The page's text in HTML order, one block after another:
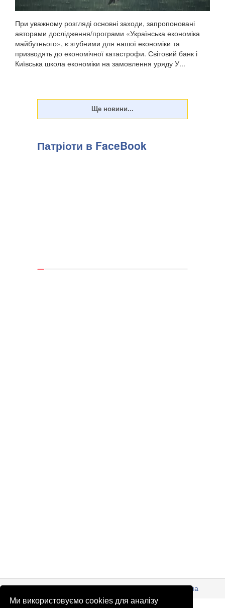
Ми використовуємо cookies для аналізу
При уважному розгляді основні заходи, запропоновані
авторами дослідження/програми «Українська економіка
майбутнього», є згубними для нашої економіки та
призводять до економічної катастрофи. Світовий банк і
Київська школа економіки на замовлення уряду У...
Патріоти в FaceBook
© Патріоти України 2026 Правова інформація
Реклама